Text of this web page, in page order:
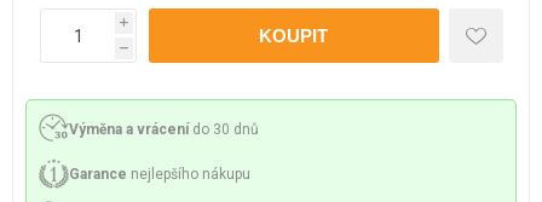
i
h
Výměna a vrácení do 30 dnů
Garance nejlepšího nákupu